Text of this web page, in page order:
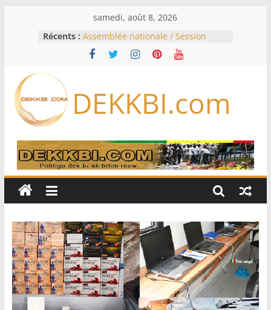
samedi, août 8, 2026
Récents : Assemblée nationale / Session
extraordinaire: Six commissions
d’enquête à l’ordre du jour ce lundi
Bénin: Patrice Talon élu président
du Sénat, moins de trois mois
Pakistan et la Turquie signent un
accord de défense
RD Congo: Kinshasa interdit les
exportations de cuivre et de cobalt
production
DEKKBI.com